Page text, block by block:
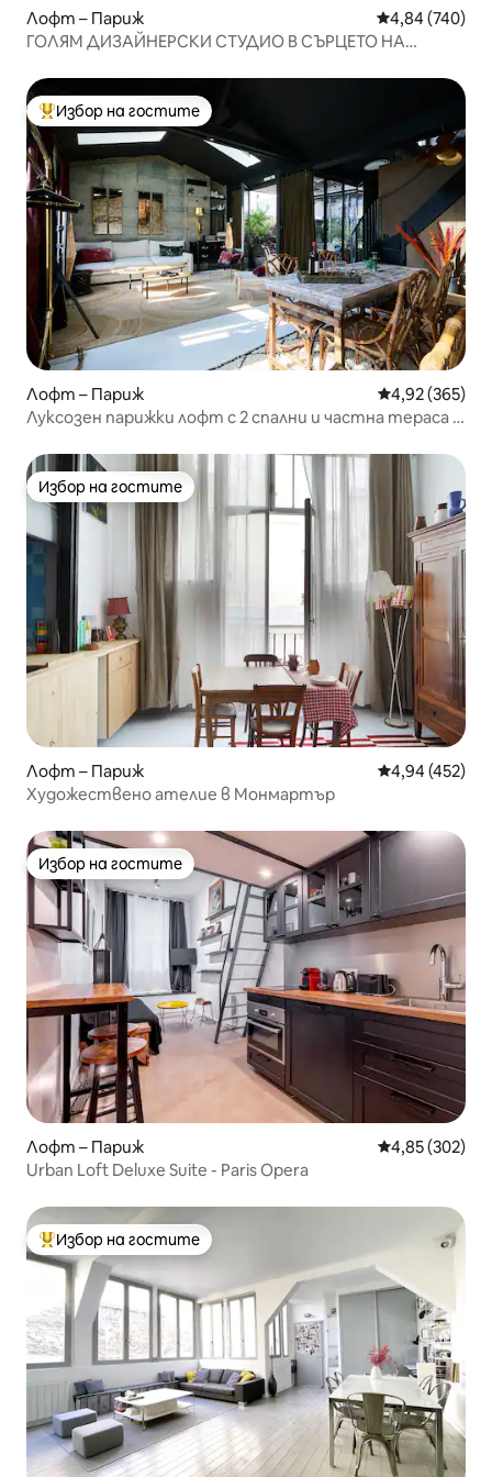
Лофт – Париж Средна
4,84 (740)
ГОЛЯМ ДИЗАЙНЕРСКИ СТУДИО В СЪРЦЕТО НА
Най-популярен избор на гостите
Избор на гостите
Лофт – Париж Средна
4,92 (365)
Луксозен парижки лофт с 2 спални и частна тераса –
Избор на гостите
Избор на гостите
Лофт – Париж Средна
4,94 (452)
Художествено ателие в Монмартър
Избор на гостите
Избор на гостите
Лофт – Париж Средна
4,85 (302)
Urban Loft Deluxe Suite - Paris Opera
Най-популярен избор на гостите
Избор на гостите